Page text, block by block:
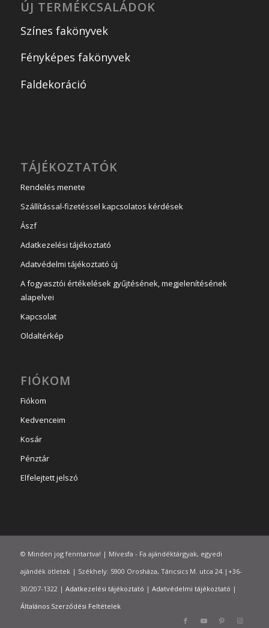
ÚJ TERMÉKCSALÁDOK
Színes fakönyvek
Fényképes fakönyvek
Faldekoráció
TÁJÉKOZTATÓK
Rendelés menete
Szállítással-fizetéssel kapcsolatos kérdések
Ászf
Adatkezelési tájékoztató
Adatvédelmi tájékoztató új
A fogyasztói értékelések gyűjtésének, megjelenítésének
alapelvei
Kapcsolat
Oldaltérkép
FIÓKOM
Fiókom
Kedvenceim
Kosár
Pénztár
Elfelejtett jelszó
© Minden jog fenntartva! | Mívesfa - Fa ajándéktárgyak, egyedi
ajándék ötletek | Székhely: 5900 Orosháza, Táncsics M. utca 24.|+36-
30/207-1322 | Adatkezelési tájékoztató | Adatvédelmi tájékoztató |
Általános Szerződési Feltételek